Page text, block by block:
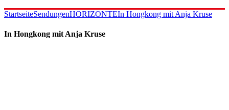
StartseiteSendungenHORIZONTEIn Hongkong mit Anja Kruse
In Hongkong mit Anja Kruse